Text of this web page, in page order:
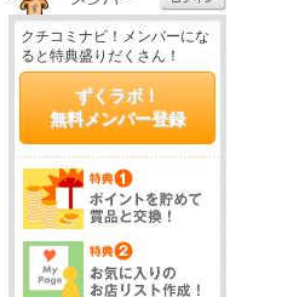
クチコミナビ！メンバーにな
ると特典盛りだくさん！
ずくラボ！
無料メンバー登録